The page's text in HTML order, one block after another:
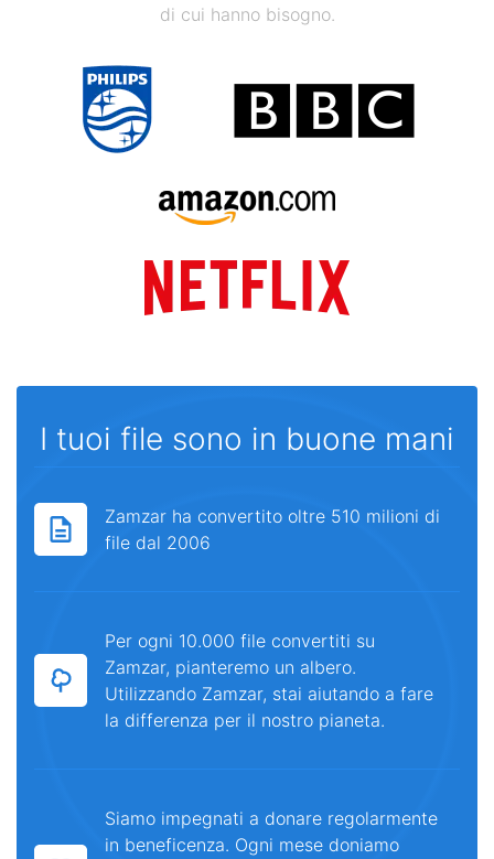
di cui hanno bisogno.
I tuoi file sono in buone mani
Zamzar ha convertito oltre 510 milioni di
file dal 2006
Per ogni 10.000 file convertiti su
Zamzar, pianteremo un albero.
Utilizzando Zamzar, stai aiutando a fare
la differenza per il nostro pianeta.
Siamo impegnati a donare regolarmente
in beneficenza. Ogni mese doniamo